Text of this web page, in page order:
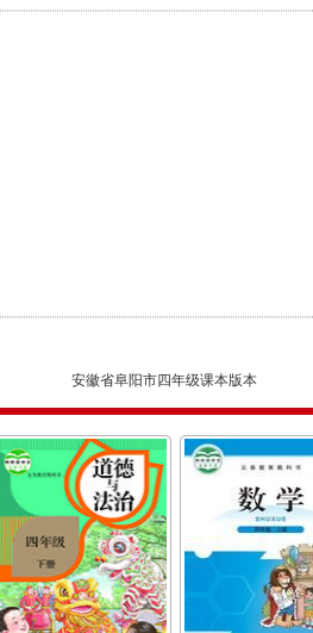
安徽省阜阳市四年级课本版本